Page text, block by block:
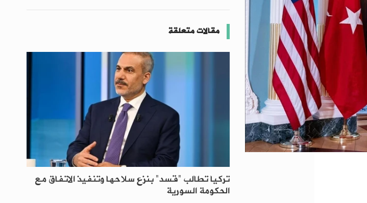
مقالات متعلقة
تركيا تطالب “قسد” بنزع سلاحها وتنفيذ الاتفاق مع
الحكومة السورية